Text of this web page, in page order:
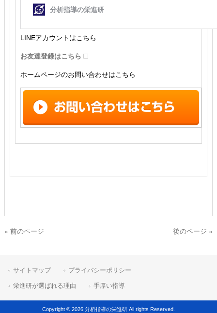
LINEアカウントはこちら
お友達登録はこちら
ホームページのお問い合わせはこちら
« 前のページ 後のページ »
サイトマップ プライバシーポリシー
栄進研が選ばれる理由 手厚い指導
Copyright © 2026 分析指導の栄進研 All rights Reserved.